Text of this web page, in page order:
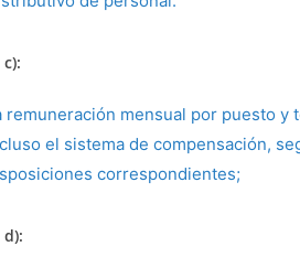
remuneración mensual por puesto y
el sistema de compensación,
correspondientes;